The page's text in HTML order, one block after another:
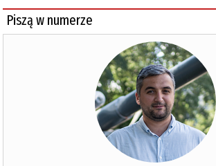
Piszą w numerze